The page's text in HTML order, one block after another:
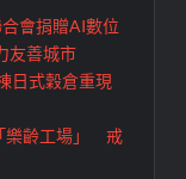
會捐贈AI數位
友善城市
日式穀倉重現
樂齡工場」 戒